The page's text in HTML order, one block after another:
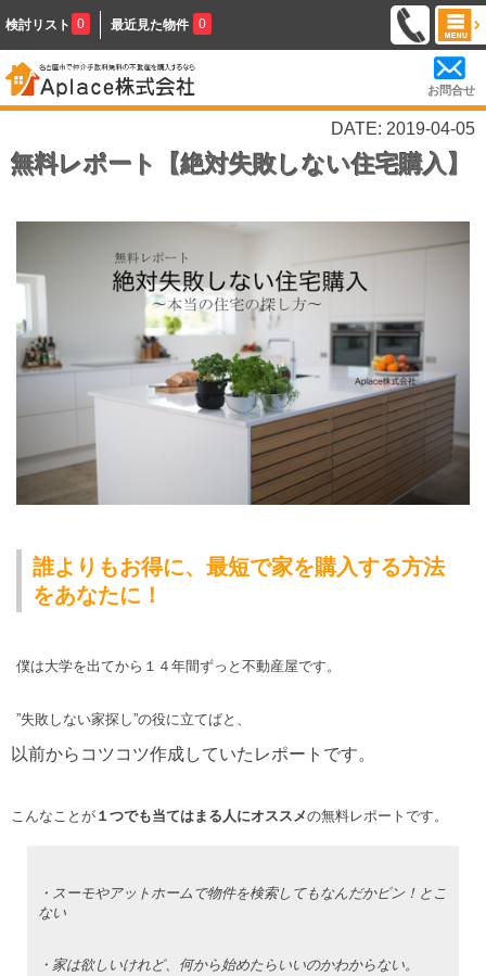
検討リスト 0 最近見た物件 0
お問合せ
DATE: 2019-04-05
無料レポート【絶対失敗しない住宅購入】
誰よりもお得に、最短で家を購入する方法
をあなたに！
僕は大学を出てから１４年間ずっと不動産屋です。
”失敗しない家探し”の役に立てばと、
以前からコツコツ作成していたレポートです。
こんなことが １つでも当てはまる人にオススメの無料レポートです。
・スーモやアットホームで物件を検索してもなんだかピン！とこ
ない
・家は欲しいけれど、何から始めたらいいのかわからない。